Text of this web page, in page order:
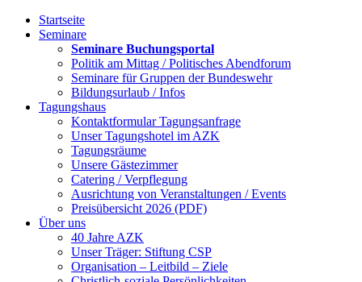
Startseite
Seminare
Seminare Buchungsportal
Politik am Mittag / Politisches Abendforum
Seminare für Gruppen der Bundeswehr
Bildungsurlaub / Infos
Tagungshaus
Kontaktformular Tagungsanfrage
Unser Tagungshotel im AZK
Tagungsräume
Unsere Gästezimmer
Catering / Verpflegung
Ausrichtung von Veranstaltungen / Events
Preisübersicht 2026 (PDF)
Über uns
40 Jahre AZK
Unser Träger: Stiftung CSP
Organisation – Leitbild – Ziele